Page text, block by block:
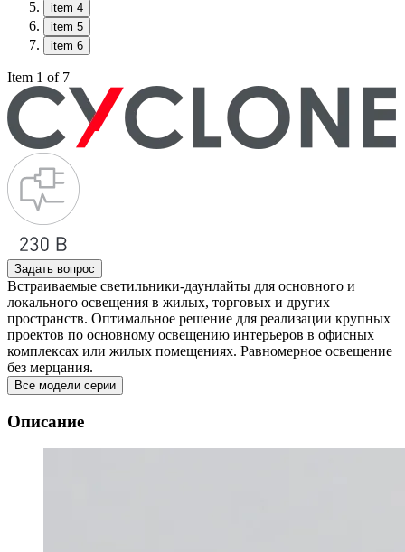
item 4
item 5
item 6
Item 1 of 7
Задать вопрос
Встраиваемые светильники-даунлайты для основного и
локального освещения в жилых, торговых и других
пространств. Оптимальное решение для реализации крупных
проектов по основному освещению интерьеров в офисных
комплексах или жилых помещениях. Равномерное освещение
без мерцания.
Все модели серии
Описание